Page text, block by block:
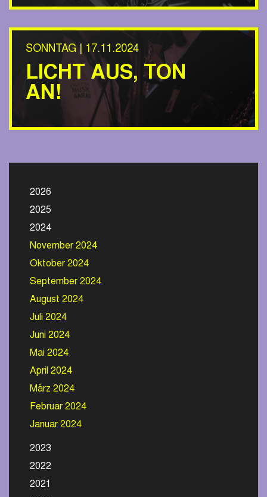
SONNTAG | 17.11.2024
LICHT AUS, TON
AN!
2026
2025
2024
November 2024
Oktober 2024
September 2024
August 2024
Juli 2024
Juni 2024
Mai 2024
April 2024
März 2024
Februar 2024
Januar 2024
2023
2022
2021